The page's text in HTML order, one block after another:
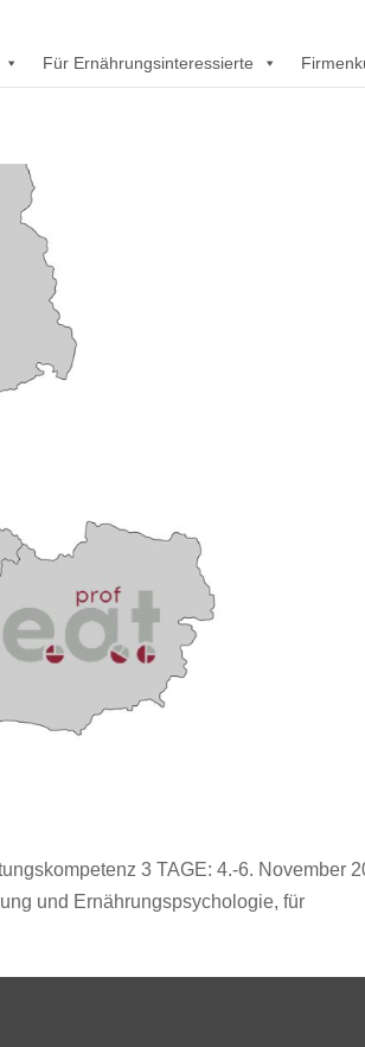
Für Ernährungsinteressierte
3 TAGE: 4.-6. November
und Ernährungspsychologie, für